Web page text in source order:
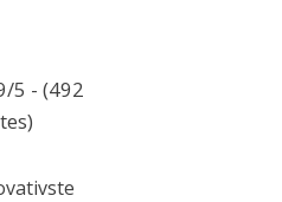
5 - (492